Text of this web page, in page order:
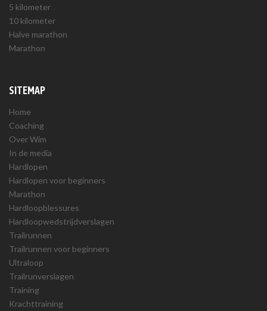
5 kilometer
10 kilometer
Halve marathon
Marathon
SITEMAP
Home
Coaching
Over Wim
In de media
Hardlopen
Hardlopen voor beginners
Marathon
Hardloopblessures
Hardloopwedstrijdverslagen
Trailrunnen
Trailrunnen voor beginners
Ultraloop
Trailrunverslagen
Training
Krachttraining